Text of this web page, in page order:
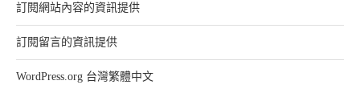
訂閱網站內容的資訊提供
訂閱留言的資訊提供
WordPress.org 台灣繁體中文